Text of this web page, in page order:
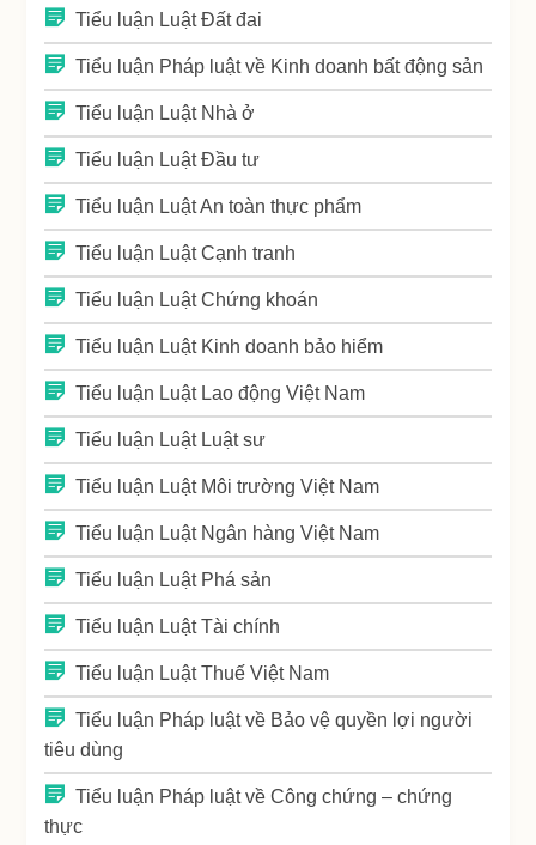
Tiểu luận Luật Đất đai
Tiểu luận Pháp luật về Kinh doanh bất động sản
Tiểu luận Luật Nhà ở
Tiểu luận Luật Đầu tư
Tiểu luận Luật An toàn thực phẩm
Tiểu luận Luật Cạnh tranh
Tiểu luận Luật Chứng khoán
Tiểu luận Luật Kinh doanh bảo hiểm
Tiểu luận Luật Lao động Việt Nam
Tiểu luận Luật Luật sư
Tiểu luận Luật Môi trường Việt Nam
Tiểu luận Luật Ngân hàng Việt Nam
Tiểu luận Luật Phá sản
Tiểu luận Luật Tài chính
Tiểu luận Luật Thuế Việt Nam
Tiểu luận Pháp luật về Bảo vệ quyền lợi người
tiêu dùng
Tiểu luận Pháp luật về Công chứng – chứng
thực